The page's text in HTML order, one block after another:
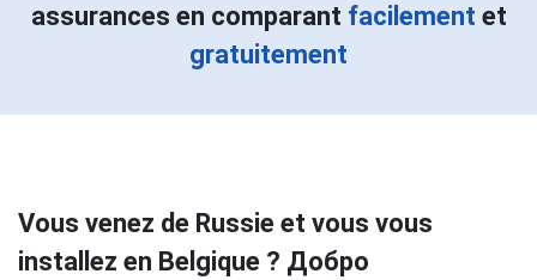
assurances en comparant facilement et
gratuitement
Vous venez de Russie et vous vous
installez en Belgique ? Добро